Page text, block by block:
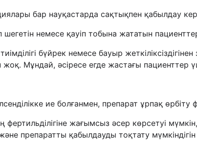
бар науқастарда сақтықпен қабылдау
немесе қауіп тобына жататын
бүйрек немесе бауыр
жоқ. Мұндай, әсіресе егде жастағы
ие болғанмен, препарат ұрпақ өрбіту
фертильділігіне жағымсыз әсер көрсетуі
препаратты қабылдауды тоқтату